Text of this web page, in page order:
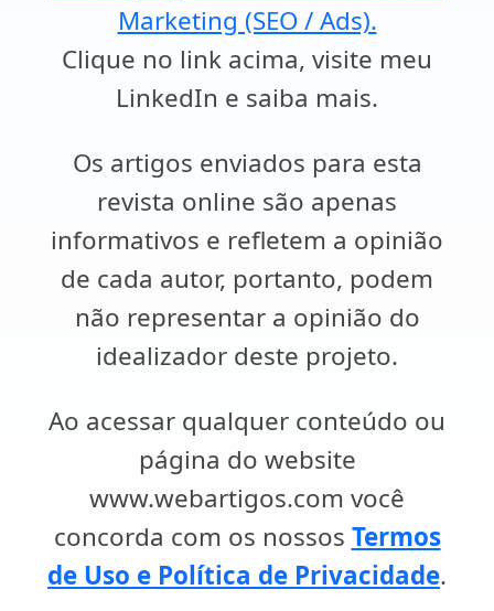
Marketing (SEO / Ads).
Clique no link acima, visite meu
LinkedIn e saiba mais.
Os artigos enviados para esta
revista online são apenas
informativos e refletem a opinião
de cada autor, portanto, podem
não representar a opinião do
idealizador deste projeto.
Ao acessar qualquer conteúdo ou
página do website
www.webartigos.com você
concorda com os nossos Termos
de Uso e Política de Privacidade.